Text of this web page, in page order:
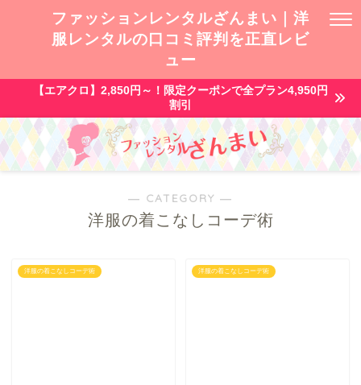
ファッションレンタルざんまい｜洋
服レンタルの口コミ評判を正直レビ
ュー
【エアクロ】2,850円～！限定クーポンで全プラン4,950円
割引
― CATEGORY ―
洋服の着こなしコーデ術
洋服の着こなしコーデ術 洋服の着こなしコーデ術